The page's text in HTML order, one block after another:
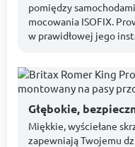
pomiędzy
mocowania ISOFIX.
w prawidłowej jego
Głębokie,
Miękkie, wyściełane
zapewniają Twojemu